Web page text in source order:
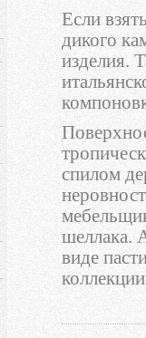
Если
дикого
изделия.
спилом
шеллака.
виде